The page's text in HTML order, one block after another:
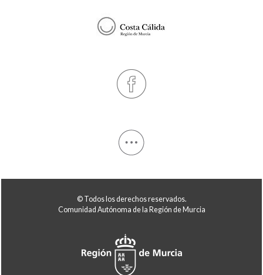
© Todos los derechos reservados.
Comunidad Autónoma de la Región de Murcia